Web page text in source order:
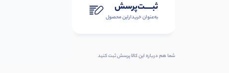
ثبـــــت‌پرسش
به‌عنوان ‌خریدار‌این‌ محصول
شما هم درباره این کالا پرسش ثبت کنید